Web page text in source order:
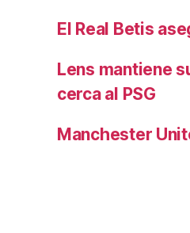
El Real Betis
Lens mantiene
cerca al PSG
Manchester